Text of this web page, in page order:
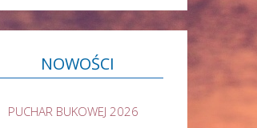
NOWOŚCI
PUCHAR BUKOWEJ 2026